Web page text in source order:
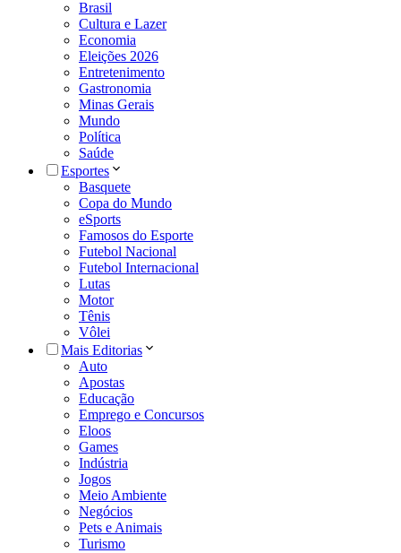
Brasil
Cultura e Lazer
Economia
Eleições 2026
Entretenimento
Gastronomia
Minas Gerais
Mundo
Política
Saúde
Esportes
Basquete
Copa do Mundo
eSports
Famosos do Esporte
Futebol Nacional
Futebol Internacional
Lutas
Motor
Tênis
Vôlei
Mais Editorias
Auto
Apostas
Educação
Emprego e Concursos
Eloos
Games
Indústria
Jogos
Meio Ambiente
Negócios
Pets e Animais
Turismo